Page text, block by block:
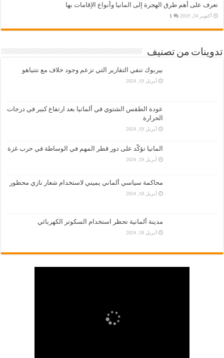
تعرف على أهم طرق الهجرة إلى المانيا وأنواع الإقامات بها
أكتوبر 24, 2019 1
تدوينات من تصنيف
بيربوك تنفي التقارير التي تزعم وجود خلاف مع نتنياهو
أبريل 19, 2024
عودة الطقس الشتوي في ألمانيا بعد ارتفاع كبير في درجات
الحرارة
أبريل 19, 2024
المانيا تؤكّد على دور قطر المهم في الوساطة في حرب غزة
أبريل 19, 2024
محاكمة سياسي ألماني يميني لاستخدام شعار نازي محظور
أبريل 18, 2024
مدينة ألمانية تحظر استخدام السكوتر الكهربائي
أبريل 18, 2024